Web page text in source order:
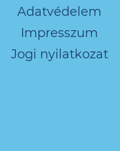
Adatvédelem
Impresszum
Jogi nyilatkozat